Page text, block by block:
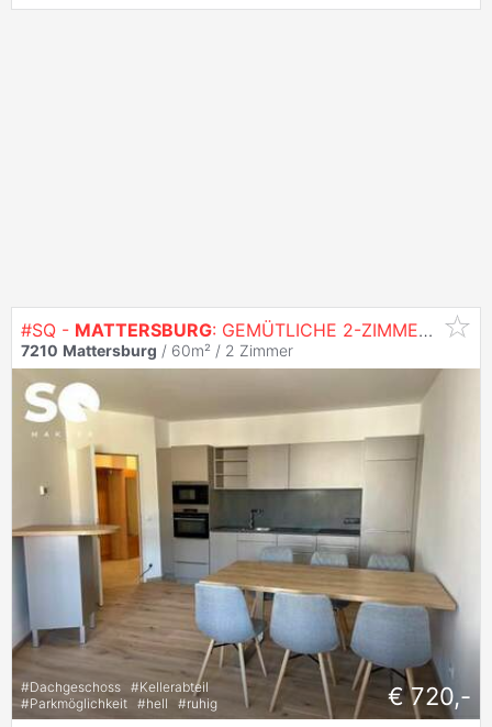
#SQ - MATTERSBURG: GEMÜTLICHE 2-ZIMMERWOHNUNG ZU
7210 Mattersburg / 60m² / 2 Zimmer
#Dachgeschoss #Kellerabteil
#Parkmöglichkeit #hell #ruhig € 720,-